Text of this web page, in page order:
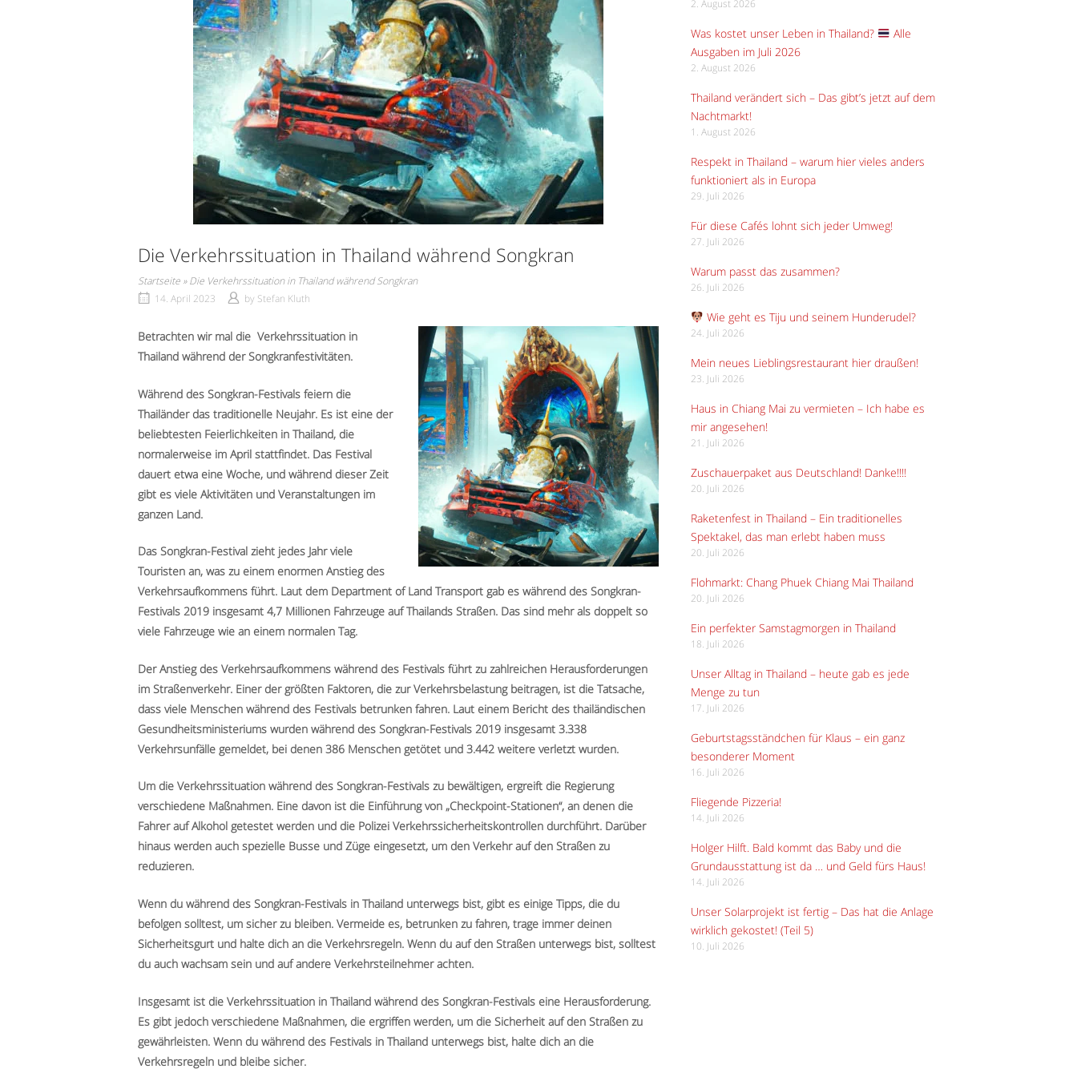
Die Verkehrssituation in Thailand während Songkran
Startseite »Die Verkehrssituation in Thailand während Songkran
14. April 2023
by Stefan Kluth
Betrachten wir mal die Verkehrssituation in
Thailand während der Songkranfestivitäten.
Während des Songkran-Festivals feiern die
Thailänder das traditionelle Neujahr. Es ist eine der
beliebtesten Feierlichkeiten in Thailand, die
normalerweise im April stattfindet. Das Festival
dauert etwa eine Woche, und während dieser Zeit
gibt es viele Aktivitäten und Veranstaltungen im
ganzen Land.
Das Songkran-Festival zieht jedes Jahr viele
Touristen an, was zu einem enormen Anstieg des
Verkehrsaufkommens führt. Laut dem Department of Land Transport gab es während des Songkran-
Festivals 2019 insgesamt 4,7 Millionen Fahrzeuge auf Thailands Straßen. Das sind mehr als doppelt so
viele Fahrzeuge wie an einem normalen Tag.
Der Anstieg des Verkehrsaufkommens während des Festivals führt zu zahlreichen Herausforderungen
im Straßenverkehr. Einer der größten Faktoren, die zur Verkehrsbelastung beitragen, ist die Tatsache,
dass viele Menschen während des Festivals betrunken fahren. Laut einem Bericht des thailändischen
Gesundheitsministeriums wurden während des Songkran-Festivals 2019 insgesamt 3.338
Verkehrsunfälle gemeldet, bei denen 386 Menschen getötet und 3.442 weitere verletzt wurden.
Um die Verkehrssituation während des Songkran-Festivals zu bewältigen, ergreift die Regierung
verschiedene Maßnahmen. Eine davon ist die Einführung von „Checkpoint-Stationen“, an denen die
Fahrer auf Alkohol getestet werden und die Polizei Verkehrssicherheitskontrollen durchführt. Darüber
hinaus werden auch spezielle Busse und Züge eingesetzt, um den Verkehr auf den Straßen zu
reduzieren.
Wenn du während des Songkran-Festivals in Thailand unterwegs bist, gibt es einige Tipps, die du
befolgen solltest, um sicher zu bleiben. Vermeide es, betrunken zu fahren, trage immer deinen
Sicherheitsgurt und halte dich an die Verkehrsregeln. Wenn du auf den Straßen unterwegs bist, solltest
du auch wachsam sein und auf andere Verkehrsteilnehmer achten.
Insgesamt ist die Verkehrssituation in Thailand während des Songkran-Festivals eine Herausforderung.
Es gibt jedoch verschiedene Maßnahmen, die ergriffen werden, um die Sicherheit auf den Straßen zu
gewährleisten. Wenn du während des Festivals in Thailand unterwegs bist, halte dich an die
Verkehrsregeln und bleibe sicher.
2. August 2026
Was kostet unser Leben in Thailand?
Alle
Ausgaben im Juli 2026
2. August 2026
Thailand verändert sich – Das gibt’s jetzt auf dem
Nachtmarkt!
1. August 2026
Respekt in Thailand – warum hier vieles anders
funktioniert als in Europa
29. Juli 2026
Für diese Cafés lohnt sich jeder Umweg!
27. Juli 2026
Warum passt das zusammen?
26. Juli 2026
Wie geht es Tiju und seinem Hunderudel?
24. Juli 2026
Mein neues Lieblingsrestaurant hier draußen!
23. Juli 2026
Haus in Chiang Mai zu vermieten – Ich habe es
mir angesehen!
21. Juli 2026
Zuschauerpaket aus Deutschland! Danke!!!!
20. Juli 2026
Raketenfest in Thailand – Ein traditionelles
Spektakel, das man erlebt haben muss
20. Juli 2026
Flohmarkt: Chang Phuek Chiang Mai Thailand
20. Juli 2026
Ein perfekter Samstagmorgen in Thailand
18. Juli 2026
Unser Alltag in Thailand – heute gab es jede
Menge zu tun
17. Juli 2026
Geburtstagsständchen für Klaus – ein ganz
besonderer Moment
16. Juli 2026
Fliegende Pizzeria!
14. Juli 2026
Holger Hilft. Bald kommt das Baby und die
Grundausstattung ist da … und Geld fürs Haus!
14. Juli 2026
Unser Solarprojekt ist fertig – Das hat die Anlage
wirklich gekostet! (Teil 5)
10. Juli 2026